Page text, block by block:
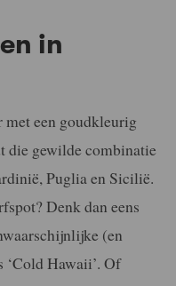
in
een goudkleurig
die gewilde combinatie
Puglia en Sicilië.
Denk dan eens
(en
‘Cold Hawaii’. Of